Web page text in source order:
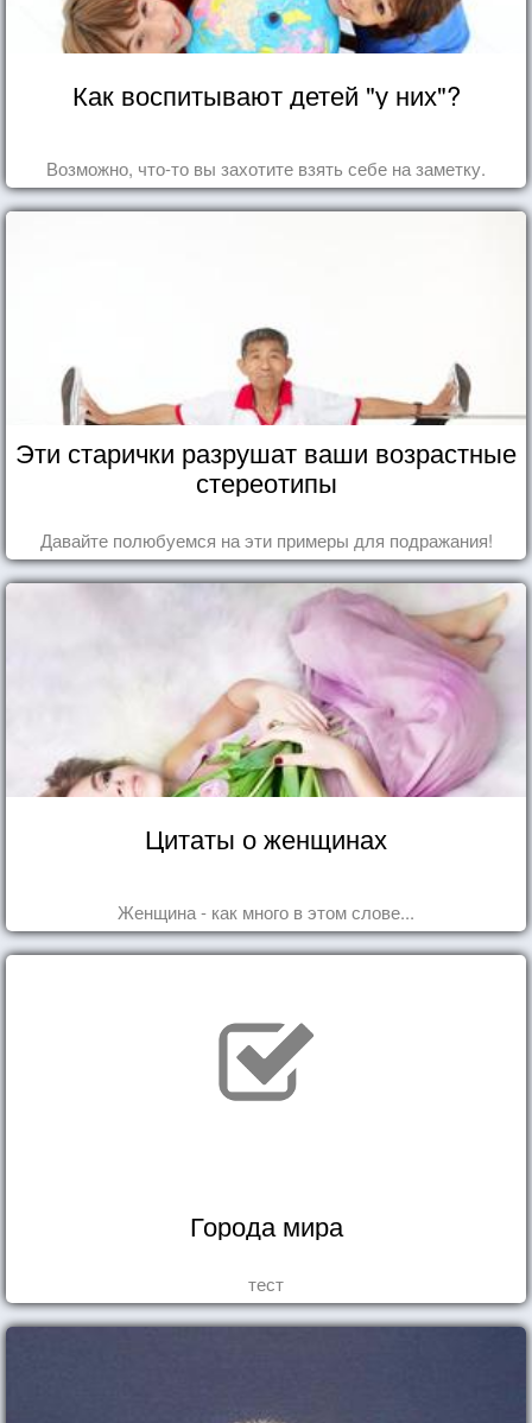
Как воспитывают детей "у них"?
Возможно, что-то вы захотите взять себе на заметку.
Эти старички разрушат ваши возрастные
стереотипы
Давайте полюбуемся на эти примеры для подражания!
Цитаты о женщинах
Женщина - как много в этом слове...
Города мира
тест